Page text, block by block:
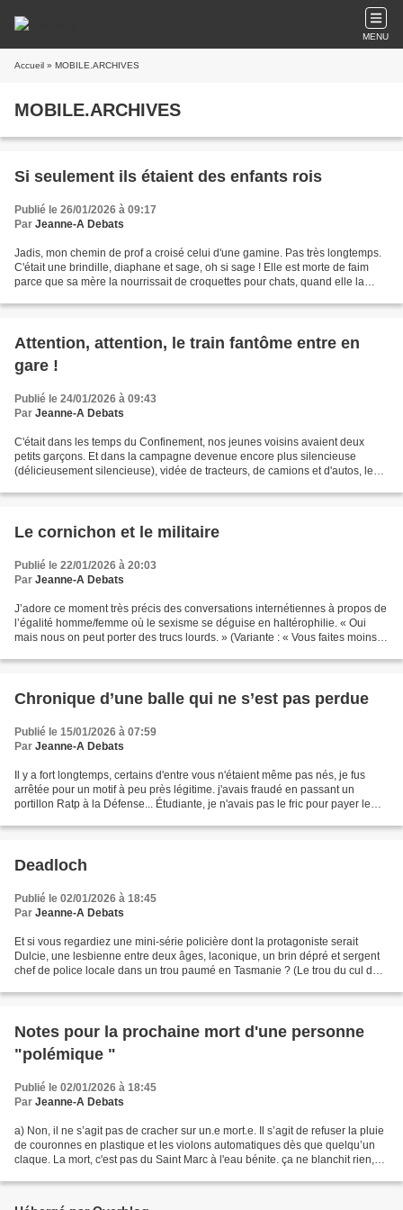
MENU
Accueil » MOBILE.ARCHIVES
MOBILE.ARCHIVES
Si seulement ils étaient des enfants rois
Publié le 26/01/2026 à 09:17
Par Jeanne-A Debats
Jadis, mon chemin de prof a croisé celui d'une gamine. Pas très longtemps.
C'était une brindille, diaphane et sage, oh si sage ! Elle est morte de faim
parce que sa mère la nourrissait de croquettes pour chats, quand elle la
Attention, attention, le train fantôme entre en
gare !
Publié le 24/01/2026 à 09:43
Par Jeanne-A Debats
C'était dans les temps du Confinement, nos jeunes voisins avaient deux
petits garçons. Et dans la campagne devenue encore plus silencieuse
(délicieusement silencieuse), vidée de tracteurs, de camions et d'autos, leurs
Le cornichon et le militaire
Publié le 22/01/2026 à 20:03
Par Jeanne-A Debats
J’adore ce moment très précis des conversations internétiennes à propos de
l’égalité homme/femme où le sexisme se déguise en haltérophilie. « Oui
mais nous on peut porter des trucs lourds. » (Variante : « Vous faites moins
Chronique d’une balle qui ne s’est pas perdue
Publié le 15/01/2026 à 07:59
Par Jeanne-A Debats
Il y a fort longtemps, certains d'entre vous n'étaient même pas nés, je fus
arrêtée pour un motif à peu près légitime. j'avais fraudé en passant un
portillon Ratp à la Défense... Étudiante, je n'avais pas le fric pour payer le
Deadloch
Publié le 02/01/2026 à 18:45
Par Jeanne-A Debats
Et si vous regardiez une mini-série policière dont la protagoniste serait
Dulcie, une lesbienne entre deux âges, laconique, un brin dépré et sergent
chef de police locale dans un trou paumé en Tasmanie ? (Le trou du cul de
Notes pour la prochaine mort d'une personne
"polémique "
Publié le 02/01/2026 à 18:45
Par Jeanne-A Debats
a) Non, il ne s’agit pas de cracher sur un.e mort.e. Il s’agit de refuser la pluie
de couronnes en plastique et les violons automatiques dès que quelqu’un
claque. La mort, c'est pas du Saint Marc à l'eau bénite. ça ne blanchit rien,